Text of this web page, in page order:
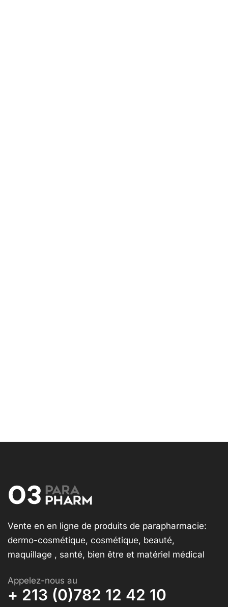
Vente en en ligne de produits de parapharmacie:
dermo-cosmétique, cosmétique, beauté,
maquillage , santé, bien être et matériel médical
Appelez-nous au
+ 213 (0)782 12 42 10